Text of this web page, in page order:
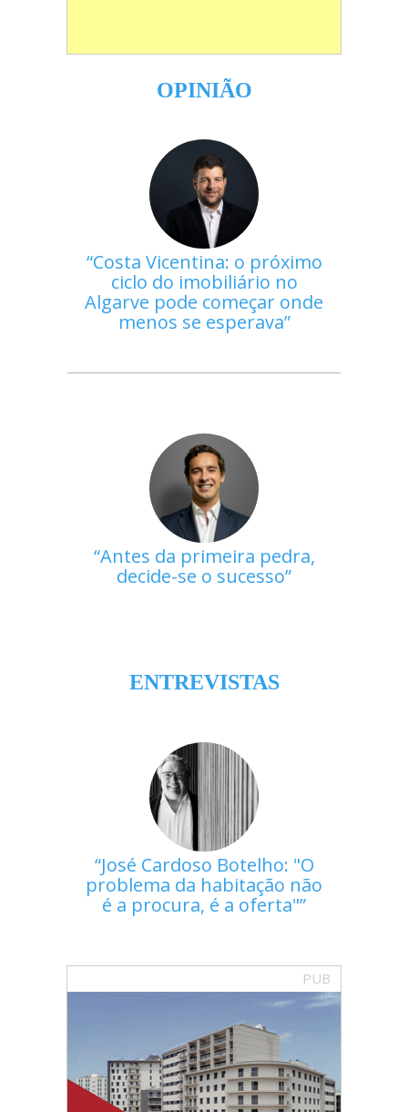
OPINIÃO
Costa Vicentina: o próximo
ciclo do imobiliário no
Algarve pode começar onde
menos se esperava
Antes da primeira pedra,
decide-se o sucesso
ENTREVISTAS
José Cardoso Botelho: "O
problema da habitação não
é a procura, é a oferta"
PUB